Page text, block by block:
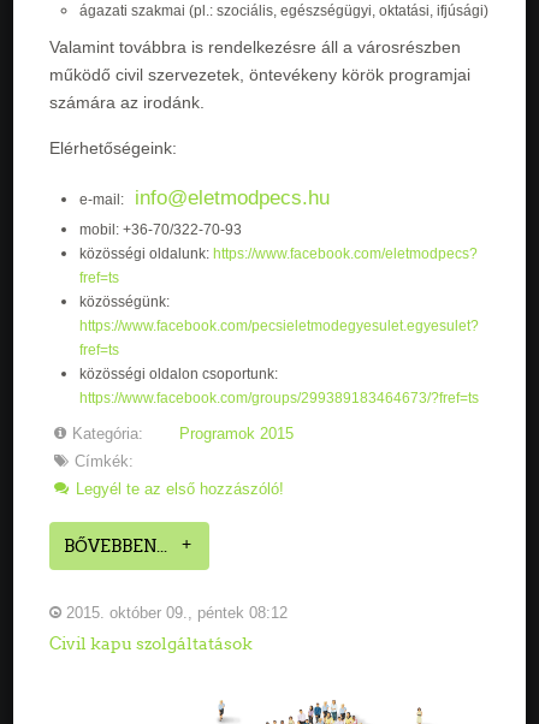
ágazati szakmai (pl.: szociális, egészségügyi, oktatási, ifjúsági)
Valamint továbbra is rendelkezésre áll a városrészben
működő civil szervezetek, öntevékeny körök programjai
számára az irodánk.
Elérhetőségeink:
e-mail: info@eletmodpecs.hu
mobil: +36-70/322-70-93
közösségi oldalunk:https://www.facebook.com/eletmodpecs?
fref=ts
közösségünk:
https://www.facebook.com/pecsieletmodegyesulet.egyesulet?
fref=ts
közösségi oldalon csoportunk:
https://www.facebook.com/groups/299389183464673/?fref=ts
Kategória:
Programok 2015
Címkék:
Legyél te az első hozzászóló!
BŐVEBBEN...
2015. október 09., péntek 08:12
Civil kapu szolgáltatások